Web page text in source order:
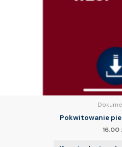
Pokwitowanie
16.00